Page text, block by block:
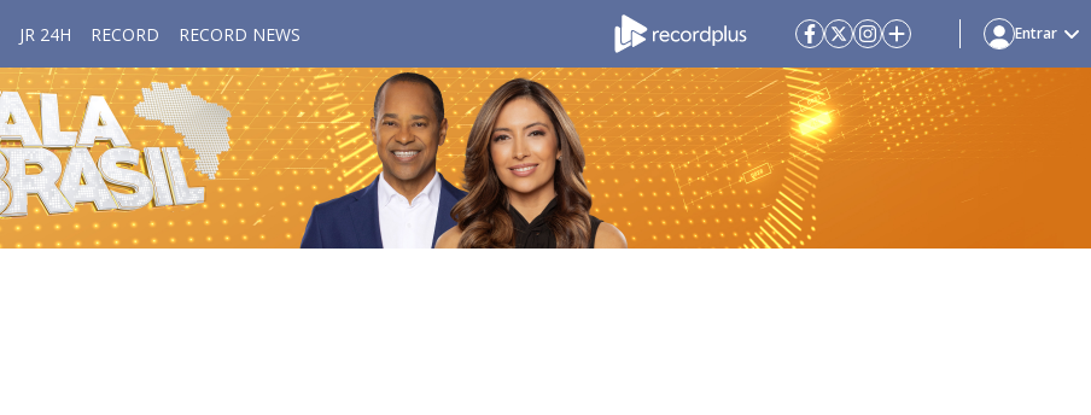
JR 24H RECORD RECORD NEWS Entrar